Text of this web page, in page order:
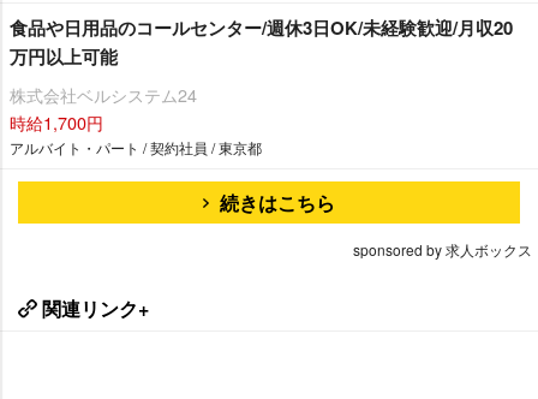
食品や日用品のコールセンター/週休3日OK/未経験歓迎/月収20
万円以上可能
株式会社ベルシステム24
時給1,700円
アルバイト・パート / 契約社員 / 東京都
続きはこちら
sponsored by 求人ボックス
関連リンク+